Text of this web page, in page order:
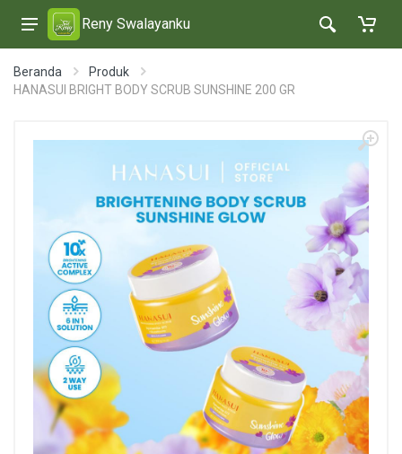
Reny Swalayanku
Beranda
Produk
HANASUI BRIGHT BODY SCRUB SUNSHINE 200 GR